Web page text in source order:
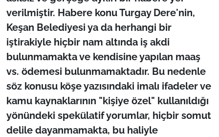
verilmiştir. Habere konu Turgay Dere'nin,
Keşan Belediyesi ya da herhangi bir
iştirakiyle hiçbir nam altında iş akdi
bulunmamakta ve kendisine yapılan maaş
vs. ödemesi bulunmamaktadır. Bu nedenle
söz konusu köşe yazısındaki imalı ifadeler ve
kamu kaynaklarının "kişiye özel" kullanıldığı
yönündeki spekülatif yorumlar, hiçbir somut
delile dayanmamakta, bu haliyle
Canlı Maç
Finans
Genel-A
Gündem-Eğitim